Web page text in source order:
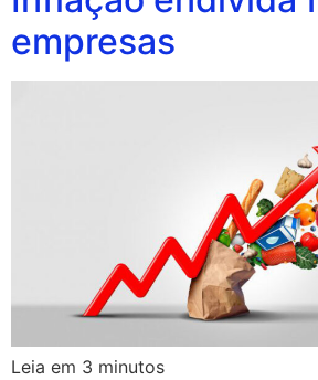
empresas
Leia em 3 minutos